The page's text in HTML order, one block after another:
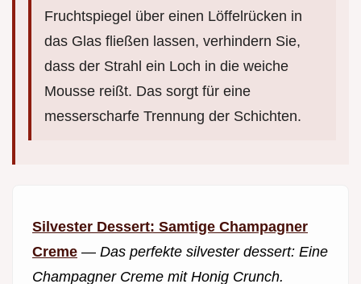
Fruchtspiegel über einen Löffelrücken in
das Glas fließen lassen, verhindern Sie,
dass der Strahl ein Loch in die weiche
Mousse reißt. Das sorgt für eine
messerscharfe Trennung der Schichten.
Silvester Dessert: Samtige Champagner
Creme — Das perfekte silvester dessert: Eine
Champagner Creme mit Honig Crunch.